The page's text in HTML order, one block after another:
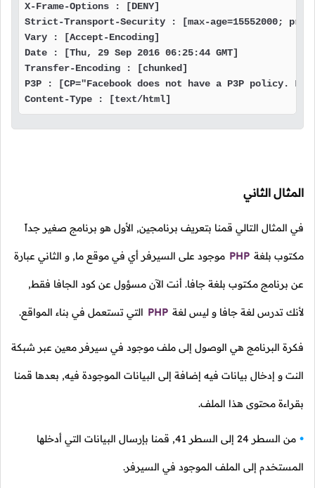
X-Frame-Options : [DENY]
Strict-Transport-Security : [max-age=15552000;
Vary : [Accept-Encoding]
Date : [Thu, 29 Sep 2016 06:25:44 GMT]
Transfer-Encoding : [chunked]
P3P : [CP="Facebook does not have a P3P policy.
Content-Type : [text/html]
المثال الثاني
في المثال التالي قمنا بتعريف برنامجين, الأول هو برنامج صغير جداً
مكتوب بلغة PHP موجود على السيرفر أي في موقع ما, و الثاني عبارة
عن برنامج مكتوب بلغة جافا. أنت الآن مسؤول عن كود الجافا فقط,
لأنك تدرس لغة جافا و ليس لغة PHP التي تستعمل في بناء المواقع.
فكرة البرنامج هي الوصول إلى ملف موجود في سيرفر معين عبر شبكة
النت و إدخال بيانات فيه إضافة إلى البيانات الموجودة فيه, بعدها قمنا
بقراءة محتوى هذا الملف.
من السطر 24 إلى السطر 41, قمنا بإرسال البيانات التي أدخلها
المستخدم إلى الملف الموجود في السيرفر.